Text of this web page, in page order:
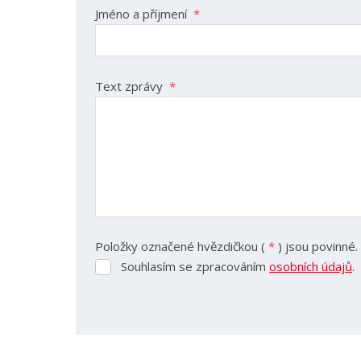
Jméno a příjmení *
Text zprávy *
Položky označené hvězdičkou ( * ) jsou povinné.
Souhlasím
Souhlasím se zpracováním osobních údajů.